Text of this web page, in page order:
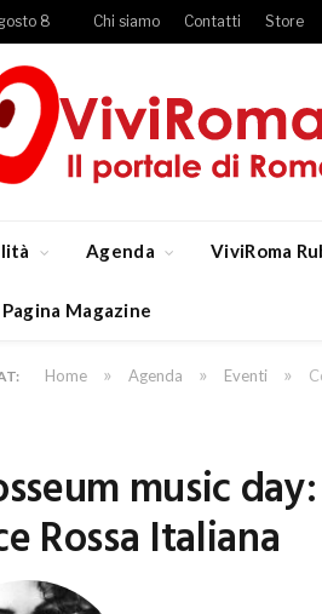
8 Chi siamo Contatti Store
Agenda ViviRoma
Magazine
Home » Agenda » Eventi »
music
Rossa Italiana